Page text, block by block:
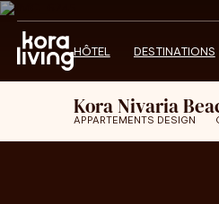
HÔTEL DESTINATIONS
Kora Nivaria
APPARTEMENTS DESIGN